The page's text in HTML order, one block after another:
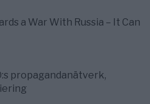
a War With Russia – It Can
propagandanätverk,